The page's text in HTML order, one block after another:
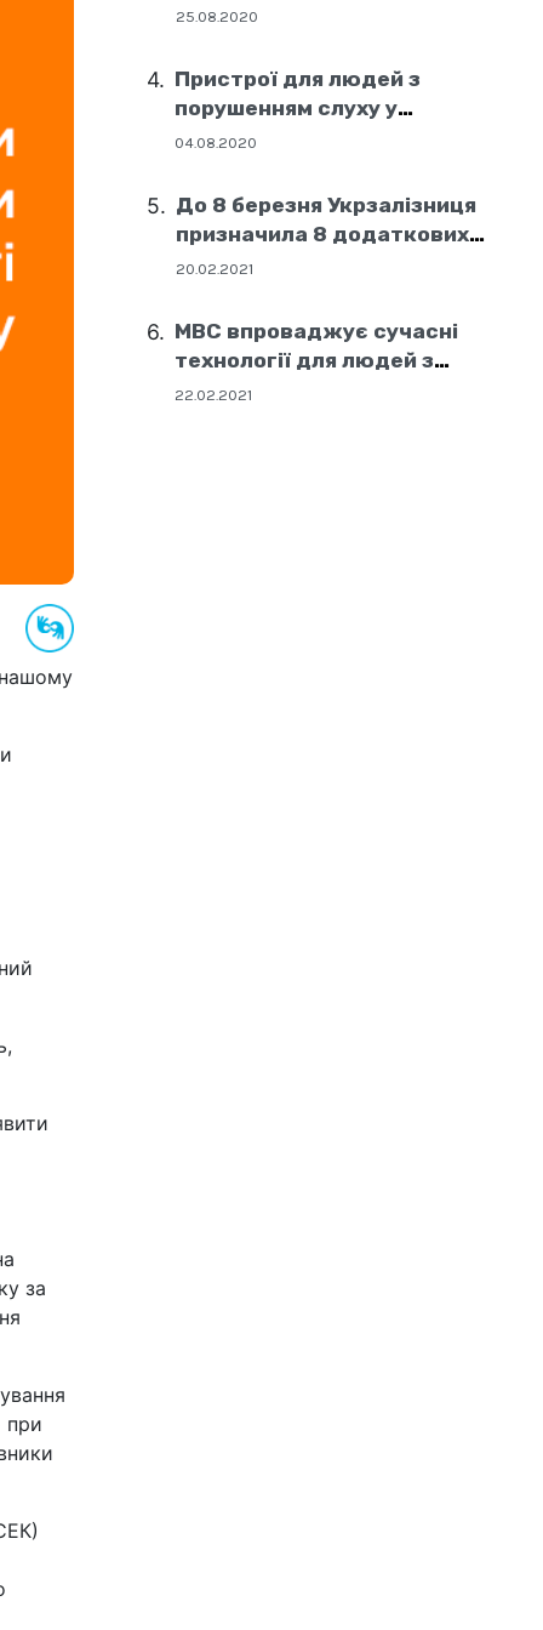
за
при
25.08.2020
Пристрої для людей з
порушенням слуху у
соціальних центрах Дніпра
04.08.2020
До 8 березня Укрзалізниця
призначила 8 додаткових
поїздів
20.02.2021
МВС впроваджує сучасні
технології для людей з
порушенням слуху
22.02.2021